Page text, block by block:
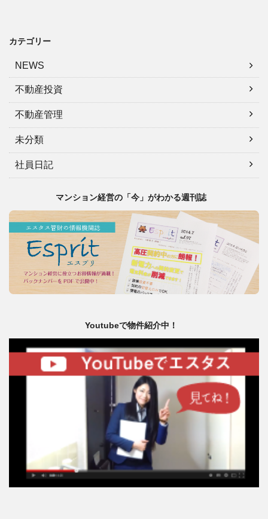
カテゴリー
NEWS
不動産投資
不動産管理
未分類
社員日記
マンション経営の「今」がわかる週刊誌
Youtubeで物件紹介中！